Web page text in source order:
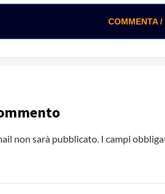
COMMENTA
non sarà pubblicato. I campi